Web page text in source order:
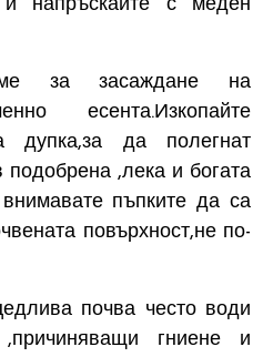
напръскайте с меден
за засаждане на
есента.Изкопайте
дупка,за да полегнат
подобрена ,лека и богата
пъпките да са
повърхност,не по-
почва често води
гниене и